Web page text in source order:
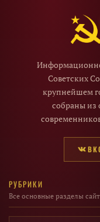
Советских
крупнейшем
собраны из
РУБРИКИ
Все основные разделы